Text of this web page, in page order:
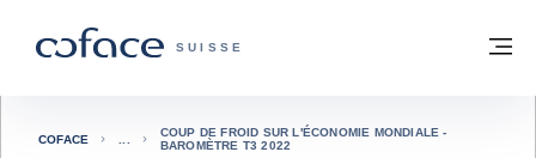
COFACE, FOR TRADE - PAGE
SUISSE
Retour à la page d'accueil
COFACE
COUP DE FROID SUR L'ÉCONOMIE MONDIALE -
BAROMÈTRE T3 2022